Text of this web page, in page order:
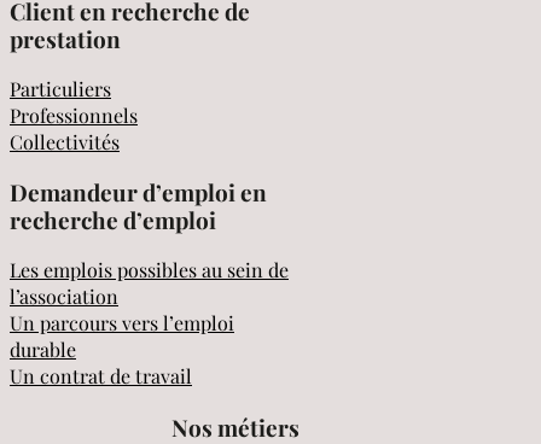
Client en recherche de
prestation
Particuliers
Professionnels
Collectivités
Demandeur d’emploi en
recherche d’emploi
Les emplois possibles au sein de
l’association
Un parcours vers l’emploi
durable
Un contrat de travail
Nos métiers